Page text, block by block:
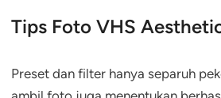
Tips Foto VHS
Preset dan filter hanya separuh